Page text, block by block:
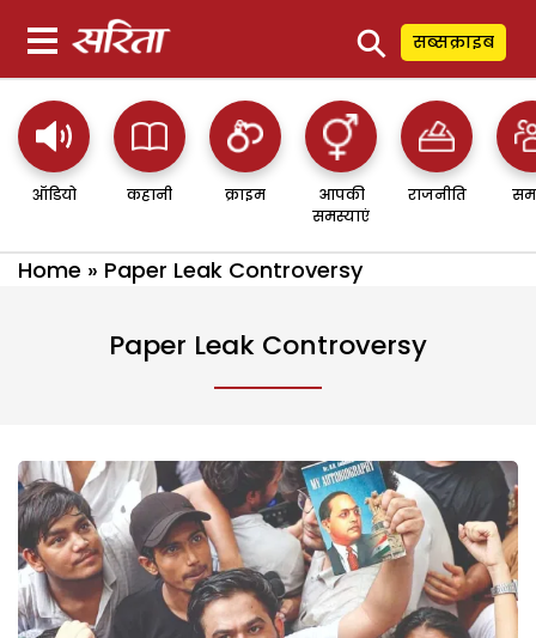
⚲ सब्सक्राइब
ऑडियो कहानी क्राइम
आपकी
समस्याएं
राजनीति
Home » Paper Leak Controversy
Paper Leak Controversy